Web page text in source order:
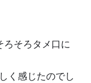
ろそろタメ口に
く感じたのでし